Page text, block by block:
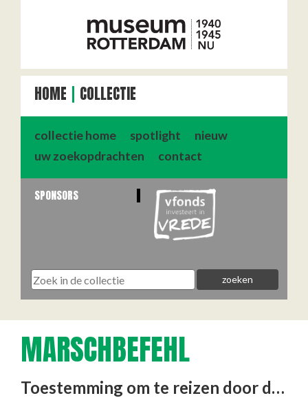
HOME COLLECTIE
collectie home spotlight
nieuw
uw zoekopdrachten
contact
SPONSORS
MARSCHBEFEHL
Toestemming om te reizen door de Dhr. Roeland en vrijstelling van inbeslagname van zijn fiets.